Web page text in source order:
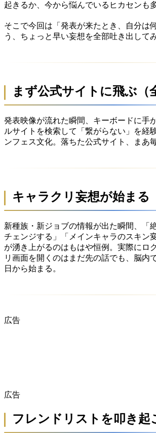
起きるか、今から悩んでいるヒカセンも
そこで今回は「発表が来たとき、自分は
う、ちょっと早い妄想を全部吐き出して
まず公式サイトに飛ぶ（
発表映像が流れた瞬間、キーボードに手
ルサイトを検索して「繋がらない」を経
ンフェス文化。落ちた公式サイト、まあ
キャラクリ妄想が始まる
新種族・新ジョブの情報が出た瞬間、「
チェンジする」「メインキャラのスキン
が湧き上がるのはもはや恒例。実際にロ
リ画面を開くのはまだ先の話でも、脳内
日から始まる。
広告
広告
フレンドリストを叩き起